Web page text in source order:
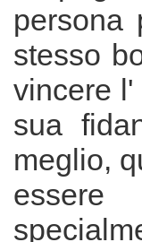
persona
stesso
vincere
sua
meglio,